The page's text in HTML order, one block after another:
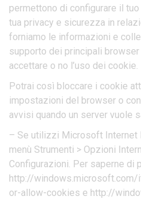
permettono di configurare il
tua privacy e sicurezza in
forniamo le informazioni e
supporto dei principali
accettare o no l’uso dei cookie.
Potrai così bloccare i cookie
impostazioni del browser o
avvisi quando un server vuole
– Se utilizzi Microsoft Internet
menù Strumenti > Opzioni
Configurazioni. Per saperne di
http://
or-allow-cookies e http://